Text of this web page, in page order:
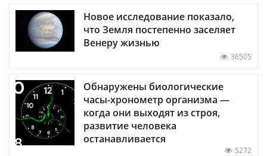
Новое исследование показало,
что Земля постепенно заселяет
Венеру жизнью
36505
Обнаружены биологические
часы-хронометр организма —
когда они выходят из строя,
развитие человека
останавливается
5272